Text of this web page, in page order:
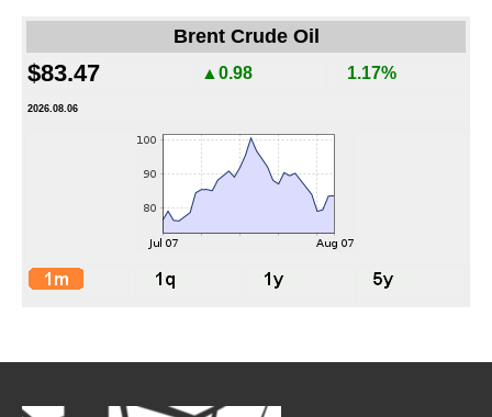
Brent Crude Oil
$83.47 ▲0.98 1.17%
2026.08.06